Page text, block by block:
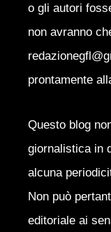
o gli autori
non avranno
prontamente
Questo blog
giornalistica in
alcuna
Non può
editoriale ai